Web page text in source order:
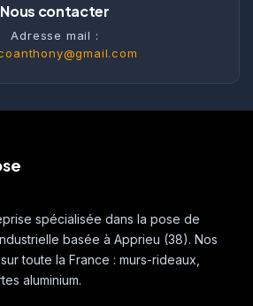
Nous contacter
Adresse mail :
spécialisée dans la pose de
basée à Apprieu (38). Nos
toute la France : murs-rideaux,
aluminium.